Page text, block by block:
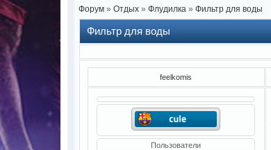
Форум » Отдых » Флудилка » Фильтр для воды
Фильтр для воды
feelkomis
Пользователи